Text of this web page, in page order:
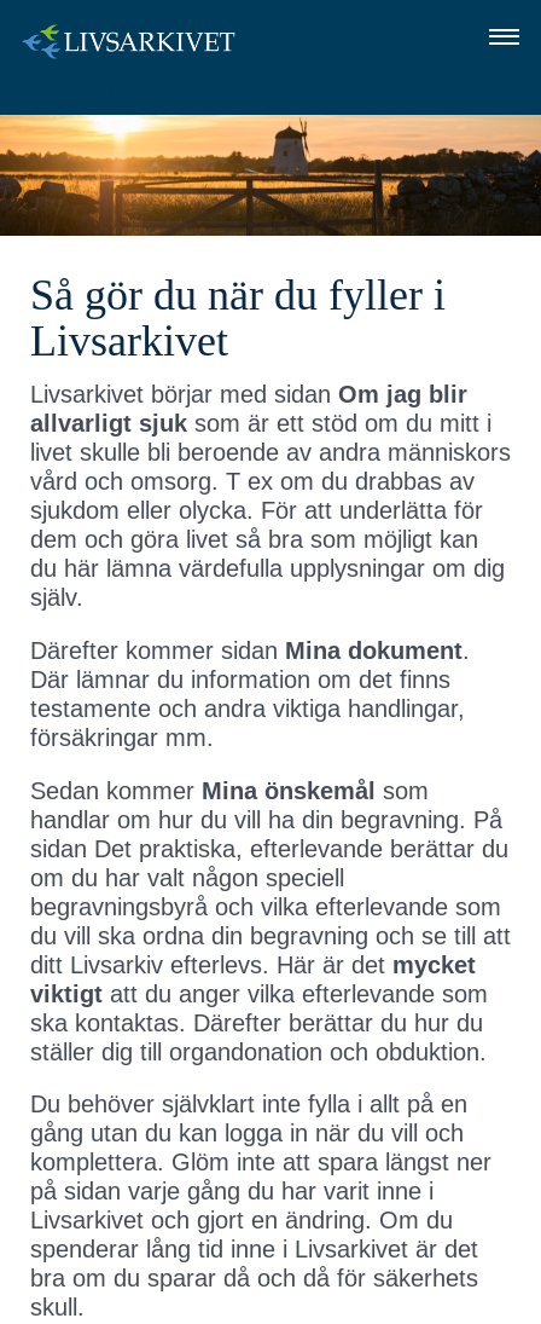
OM LIVSARKIVET
SÅ GÖR DU
FRÅGOR OCH SVAR
LOGGA IN
Så gör du när du fyller i
Livsarkivet
Livsarkivet börjar med sidan Om jag blir
allvarligt sjuk som är ett stöd om du mitt i
livet skulle bli beroende av andra människors
vård och omsorg. T ex om du drabbas av
sjukdom eller olycka. För att underlätta för
dem och göra livet så bra som möjligt kan
du här lämna värdefulla upplysningar om dig
själv.
Därefter kommer sidan Mina dokument.
Där lämnar du information om det finns
testamente och andra viktiga handlingar,
försäkringar mm.
Sedan kommer Mina önskemål som
handlar om hur du vill ha din begravning. På
sidan Det praktiska, efterlevande berättar du
om du har valt någon speciell
begravningsbyrå och vilka efterlevande som
du vill ska ordna din begravning och se till att
ditt Livsarkiv efterlevs. Här är det mycket
viktigt att du anger vilka efterlevande som
ska kontaktas. Därefter berättar du hur du
ställer dig till organdonation och obduktion.
Du behöver självklart inte fylla i allt på en
gång utan du kan logga in när du vill och
komplettera. Glöm inte att spara längst ner
på sidan varje gång du har varit inne i
Livsarkivet och gjort en ändring. Om du
spenderar lång tid inne i Livsarkivet är det
bra om du sparar då och då för säkerhets
skull.